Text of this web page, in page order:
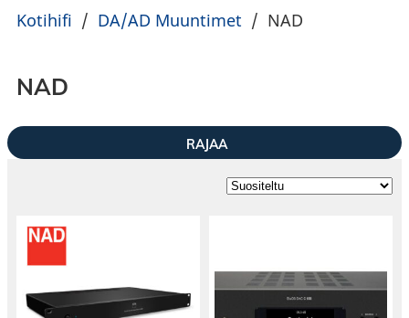
Kotihifi / DA/AD Muuntimet / NAD
NAD
RAJAA